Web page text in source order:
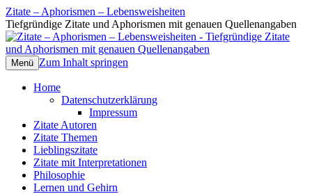
Zitate – Aphorismen – Lebensweisheiten
Tiefgründige Zitate und Aphorismen mit genauen Quellenangaben
Menü Zum Inhalt springen
Home
Datenschutzerklärung
Impressum
Zitate Autoren
Zitate Themen
Lieblingszitate
Zitate mit Interpretationen
Philosophie
Lernen und Gehirn